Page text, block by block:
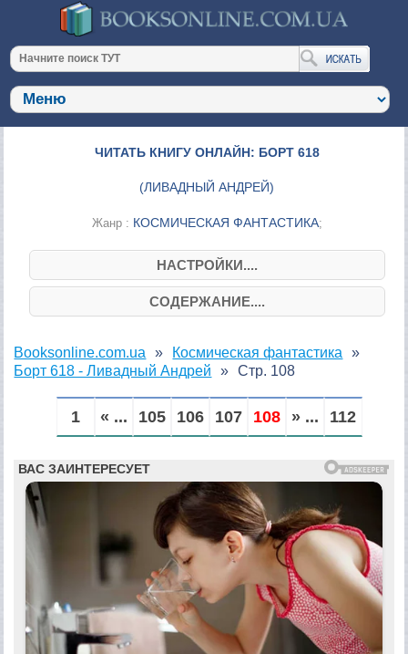
ЧИТАТЬ КНИГУ ОНЛАЙН: БОРТ 618
(ЛИВАДНЫЙ АНДРЕЙ)
Жанр : КОСМИЧЕСКАЯ ФАНТАСТИКА;
НАСТРОЙКИ....
СОДЕРЖАНИЕ....
Booksonline.com.ua
Космическая фантастика
Борт 618 - Ливадный Андрей
Стр. 108
1 « ... 105 106 107 108 » ... 112